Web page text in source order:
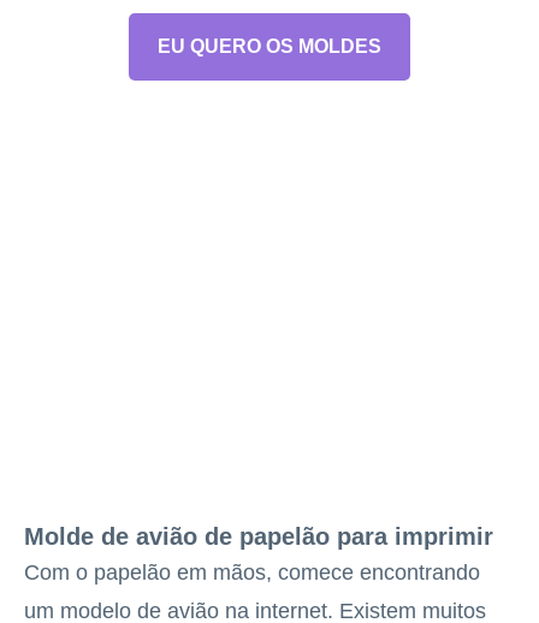
EU QUERO OS MOLDES
Molde de avião de papelão para imprimir
Com o papelão em mãos, comece encontrando
um modelo de avião na internet. Existem muitos